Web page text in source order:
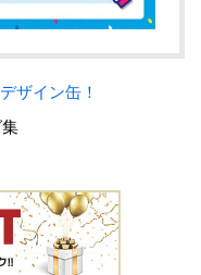
ザイン缶！